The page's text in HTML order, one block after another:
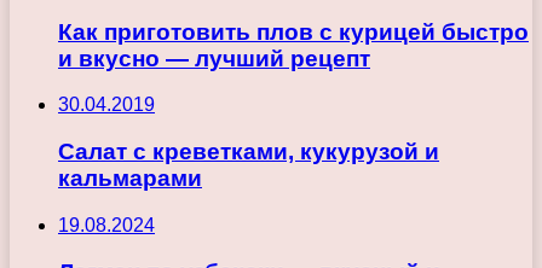
Как приготовить плов с курицей быстро
и вкусно — лучший рецепт
30.04.2019
Салат с креветками, кукурузой и
кальмарами
19.08.2024